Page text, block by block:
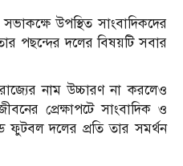
উপস্থিত সাংবাদিকদের
পছন্দের দলের বিষয়টি সবার
নাম উচ্চারণ না করলেও
প্রেক্ষাপটে সাংবাদিক ও
ফুটবল দলের প্রতি তার সমর্থন